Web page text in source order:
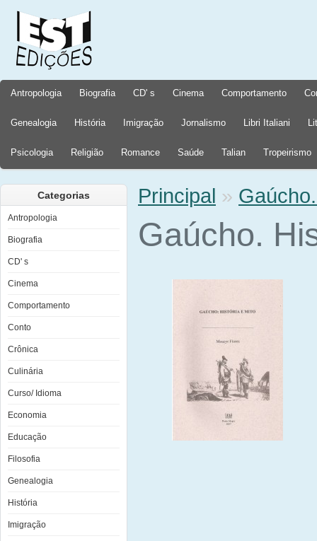
Antropologia Biografia CD' s Cinema Comportamento
Genealogia História Imigração Jornalismo Libri Italiani
Psicologia Religião Romance Saúde Talian Tropeirismo
Categorias
Antropologia
Biografia
CD' s
Cinema
Comportamento
Conto
Crônica
Culinária
Curso/ Idioma
Economia
Educação
Filosofia
Genealogia
História
Imigração
Principal »
Gaúcho.